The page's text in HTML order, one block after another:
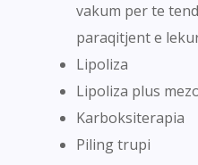
vakum per te
paraqitjent e
Lipoliza
Lipoliza plus
Karboksiterapia
Piling trupi